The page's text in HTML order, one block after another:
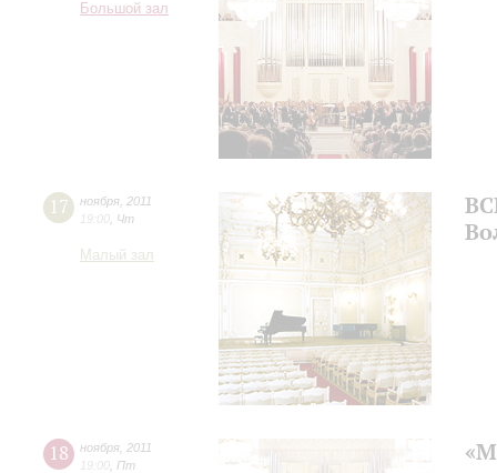
Большой зал
17 ноября 2011
19:00 Чт
Малый зал
18 ноября 2011
19:00 Пт